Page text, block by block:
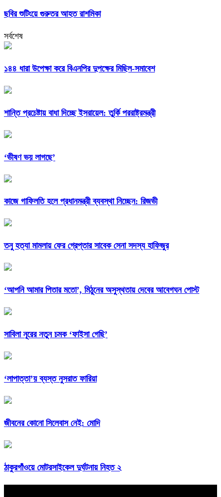
ছবির শুটিংয়ে গুরুতর আহত রাশমিকা
সর্বশেষ
১৪৪ ধারা উপেক্ষা করে বিএনপির দুপক্ষের মিছিল-সমাবেশ
শান্তি প্রচেষ্টায় বাধা দিচ্ছে ইসরায়েল: তুর্কি পররাষ্ট্রমন্ত্রী
‘ভীষণ ভয় লাগছে’
কাজে গাফিলতি হলে প্রধানমন্ত্রী ব্যবস্থা নিচ্ছেন: রিজভী
তনু হত্যা মামলায় ফের গ্রেপ্তার সাবেক সেনা সদস্য হাফিজুর
‘আপনি আমার পিতার মতো’, মিঠুনের অসুস্থতায় দেবের আবেগঘন পোস্ট
সাবিলা নূরের নতুন চমক ‘ফাইসা গেছি’
‘লাপাত্তা’য় ব্যস্ত নুসরাত ফারিয়া
জীবনের কোনো সিলেবাস নেই: মোদি
ঠাকুরগাঁওয়ে মোটরসাইকেল দুর্ঘটনায় নিহত ২